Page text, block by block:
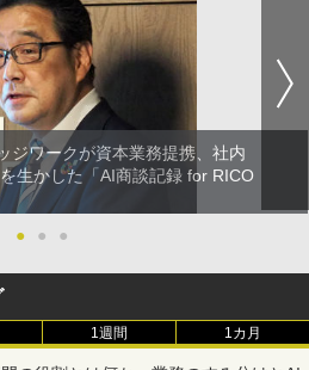
ジワークが資本業務提携、社内
生かした「AI商談記録 for RICO
●
● ●
1週間 1カ月